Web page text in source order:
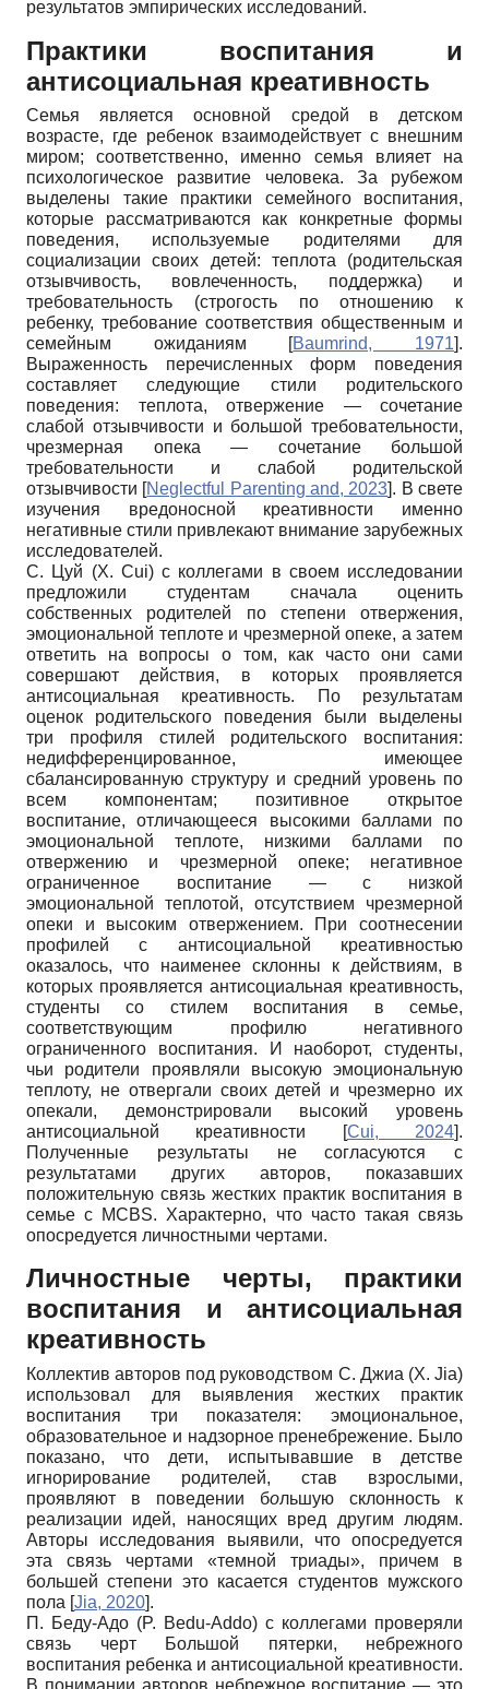
результатов эмпирических исследований.
Практики воспитания и
антисоциальная креативность
Семья является основной средой в детском
возрасте, где ребенок взаимодействует с внешним
миром; соответственно, именно семья влияет на
психологическое развитие человека. За рубежом
выделены такие практики семейного воспитания,
которые рассматриваются как конкретные формы
поведения, используемые родителями для
социализации своих детей: теплота (родительская
отзывчивость, вовлеченность, поддержка) и
требовательность (строгость по отношению к
ребенку, требование соответствия общественным и
семейным ожиданиям [Baumrind, 1971].
Выраженность перечисленных форм поведения
составляет следующие стили родительского
поведения: теплота, отвержение — сочетание
слабой отзывчивости и большой требовательности,
чрезмерная опека — сочетание большой
требовательности и слабой родительской
отзывчивости [Neglectful Parenting and, 2023]. В свете
изучения вредоносной креативности именно
негативные стили привлекают внимание зарубежных
исследователей.
С. Цуй (X. Cui) с коллегами в своем исследовании
предложили студентам сначала оценить
собственных родителей по степени отвержения,
эмоциональной теплоте и чрезмерной опеке, а затем
ответить на вопросы о том, как часто они сами
совершают действия, в которых проявляется
антисоциальная креативность. По результатам
оценок родительского поведения были выделены
три профиля стилей родительского воспитания:
недифференцированное, имеющее
сбалансированную структуру и средний уровень по
всем компонентам; позитивное открытое
воспитание, отличающееся высокими баллами по
эмоциональной теплоте, низкими баллами по
отвержению и чрезмерной опеке; негативное
ограниченное воспитание — с низкой
эмоциональной теплотой, отсутствием чрезмерной
опеки и высоким отвержением. При соотнесении
профилей с антисоциальной креативностью
оказалось, что наименее склонны к действиям, в
которых проявляется антисоциальная креативность,
студенты со стилем воспитания в семье,
соответствующим профилю негативного
ограниченного воспитания. И наоборот, студенты,
чьи родители проявляли высокую эмоциональную
теплоту, не отвергали своих детей и чрезмерно их
опекали, демонстрировали высокий уровень
антисоциальной креативности
[Cui, 2024].
Полученные результаты не согласуются с
результатами других авторов, показавших
положительную связь жестких практик воспитания в
семье с MCBS. Характерно, что часто такая связь
опосредуется личностными чертами.
Личностные черты, практики
воспитания и антисоциальная
креативность
Коллектив авторов под руководством С. Джиа (X. Jia)
использовал для выявления жестких практик
воспитания три показателя: эмоциональное,
образовательное и надзорное пренебрежение. Было
показано, что дети, испытывавшие в детстве
игнорирование родителей, став взрослыми,
проявляют в поведении большую склонность к
реализации идей, наносящих вред другим людям.
Авторы исследования выявили, что опосредуется
эта связь чертами «темной триады», причем в
большей степени это касается студентов мужского
пола [Jia, 2020].
П. Беду-Адо (P. Bedu-Addo) с коллегами проверяли
связь черт Большой пятерки, небрежного
воспитания ребенка и антисоциальной креативности.